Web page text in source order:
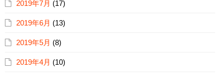
2019年7月 (17)
2019年6月 (13)
2019年5月 (8)
2019年4月 (10)